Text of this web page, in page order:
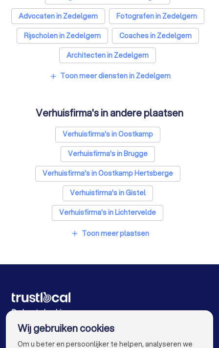
Advocaten in Zedelgem
Fotografen in Zedelgem
Rijscholen in Zedelgem
Coaches in Zedelgem
Architecten in Zedelgem
Psychologen in Zedelgem
Reisbureaus in Zedelgem
Personal trainers in Zedelgem
add Toon meer diensten in Zedelgem
Verhuisfirma's in andere plaatsen
Verhuisfirma's in Oostkamp
Verhuisfirma's in Brugge
Verhuisfirma's in Oostkamp Hertsberge
Verhuisfirma's in Gistel
Verhuisfirma's in Lichtervelde
Verhuisfirma's in De Haan Klemskerke
Verhuisfirma's in Hooglede Gits
Verhuisfirma's in Roeselare
Verhuisfirma's in Antwerpen
add Toon meer plaatsen
De beste bedrijven voor u
Wij gebruiken cookies
Om u beter en persoonlijker te helpen, analyseren we